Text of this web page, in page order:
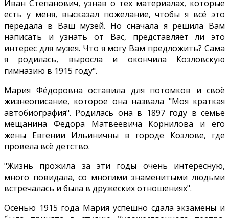
Иван Степанович, узнав о тех материалах, которые
есть у меня, высказал пожелание, чтобы я всё это
передала в Ваш музей. Но сначала я решила Вам
написать и узнать от Вас, представляет ли это
интерес для музея. Что я могу Вам предложить? Сама
я родилась, выросла и окончила Козловскую
гимназию в 1915 году".
Мария Фёдоровна оставила для потомков и своё
жизнеописание, которое она назвала "Моя краткая
автобиография". Родилась она в 1897 году в семье
мещанина Фёдора Матвеевича Корнилова и его
жены Евгении Ильиничны в городе Козлове, где
провела всё детство.
"Жизнь прожила за эти годы очень интересную,
много повидала, со многими знаменитыми людьми
встречалась и была в дружеских отношениях".
Осенью 1915 года Мария успешно сдала экзамены и